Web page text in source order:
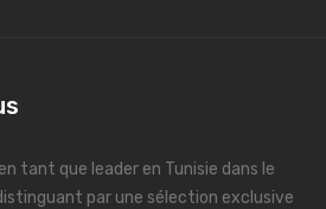
tant que leader en Tunisie dans le
par une sélection exclusive